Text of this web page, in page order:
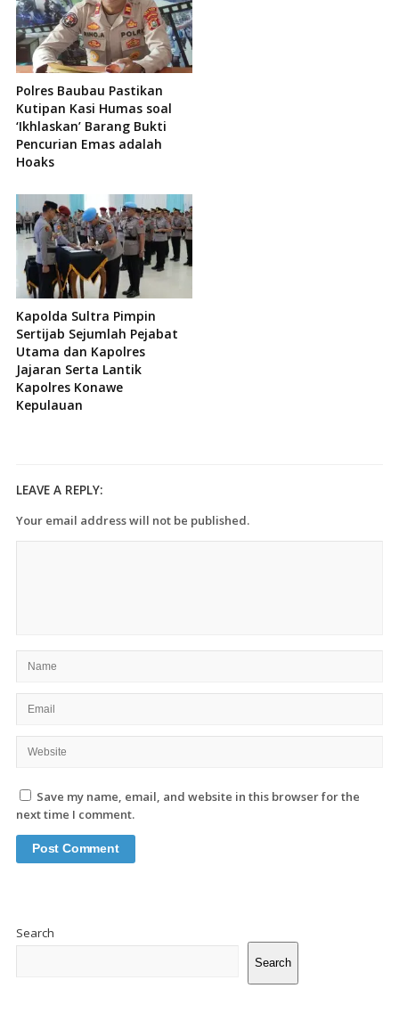
Polres Baubau Pastikan
Kutipan Kasi Humas soal
‘Ikhlaskan’ Barang Bukti
Pencurian Emas adalah
Hoaks
Kapolda Sultra Pimpin
Sertijab Sejumlah Pejabat
Utama dan Kapolres
Jajaran Serta Lantik
Kapolres Konawe
Kepulauan
LEAVE A REPLY:
Your email address will not be published.
Save my name, email, and website in this browser for the
next time I comment.
Search
Search